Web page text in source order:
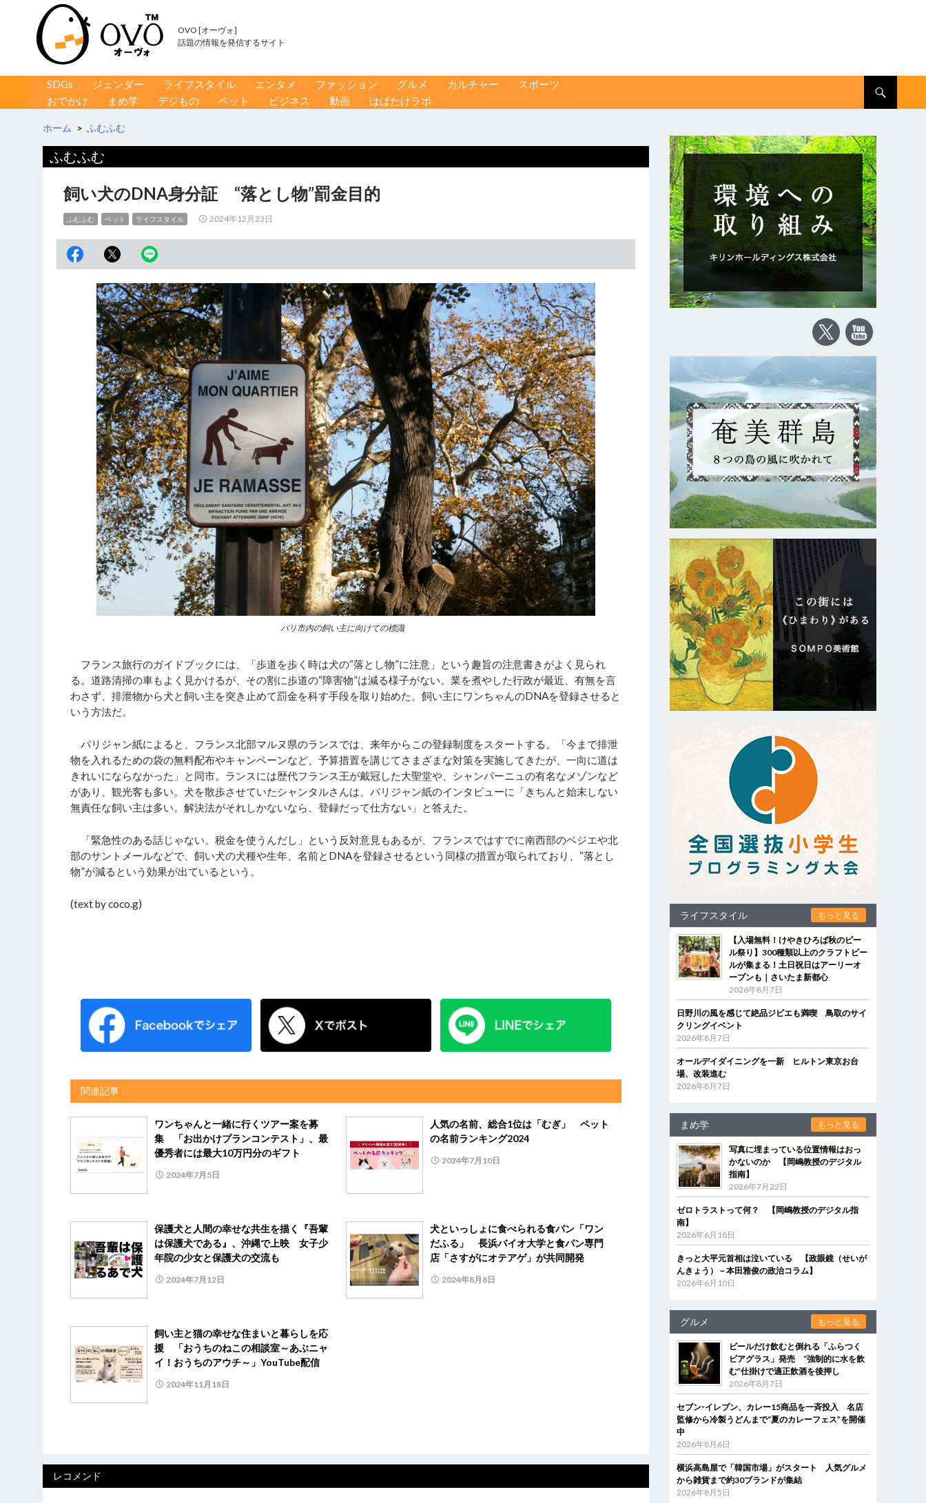
OVO [オーヴォ]
話題の情報を発信するサイト
コンテンツへ移動
SDGs ジェンダー ライフスタイル エンタメ ファッション グルメ カルチャー
スポーツ
おでかけ
まめ学 デジもの ペット ビジネス 動画 はばたけラボ
ホーム > ふむふむ
ふむふむ
飼い犬のDNA身分証 “落とし物”罰金目的
ふむふむ ペット ライフスタイル 2024年12月23日
パリ市内の飼い主に向けての標識
フランス旅行のガイドブックには、「歩道を歩く時は犬の“落とし物”に注意」という趣旨の注意書きがよく見られ
る。道路清掃の車もよく見かけるが、その割に歩道の“障害物”は減る様子がない。業を煮やした行政が最近、有無を言
わさず、排泄物から犬と飼い主を突き止めて罰金を科す手段を取り始めた。飼い主にワンちゃんのDNAを登録させると
いう方法だ。
パリジャン紙によると、フランス北部マルヌ県のランスでは、来年からこの登録制度をスタートする。「今まで排泄
物を入れるための袋の無料配布やキャンペーンなど、予算措置を講じてさまざまな対策を実施してきたが、一向に道は
きれいにならなかった」と同市。ランスには歴代フランス王が戴冠した大聖堂や、シャンパーニュの有名なメゾンなど
があり、観光客も多い。犬を散歩させていたシャンタルさんは、パリジャン紙のインタビューに「きちんと始末しない
無責任な飼い主は多い。解決法がそれしかないなら、登録だって仕方ない」と答えた。
「緊急性のある話じゃない。税金を使うんだし」という反対意見もあるが、フランスではすでに南西部のベジエや北
部のサントメールなどで、飼い犬の犬種や生年、名前とDNAを登録させるという同様の措置が取られており、“落とし
物”が減るという効果が出ているという。
(text by coco.g)
関連記事
ワンちゃんと一緒に行くツアー案を募
集 「お出かけプランコンテスト」、最
優秀者には最大10万円分のギフト
2024年7月5日
人気の名前、総合1位は「むぎ」 ペット
の名前ランキング2024
2024年7月10日
保護犬と人間の幸せな共生を描く『吾輩
は保護犬である』、沖縄で上映 女子少
年院の少女と保護犬の交流も
2024年7月12日
犬といっしょに食べられる食パン「ワン
だふる」 長浜バイオ大学と食パン専門
店「さすがにオテアゲ」が共同開発
2024年8月8日
飼い主と猫の幸せな住まいと暮らしを応
援 「おうちのねこの相談室～あぶニャ
イ！おうちのアウチ～」YouTube配信
2024年11月18日
レコメンド
ライフスタイル もっと見る
【入場無料！けやきひろば秋のビー
ル祭り】300種類以上のクラフトビー
ルが集まる！土日祝日はアーリーオ
ープンも｜さいたま新都心
2026年8月7日
日野川の風を感じて絶品ジビエも満喫 鳥取のサイ
クリングイベント
2026年8月7日
オールデイダイニングを一新 ヒルトン東京お台
場、改装進む
2026年8月7日
まめ学 もっと見る
写真に埋まっている位置情報はおっ
かないのか 【岡嶋教授のデジタル
指南】
2026年7月22日
ゼロトラストって何？ 【岡嶋教授のデジタル指
南】
2026年6月18日
きっと大平元首相は泣いている 【政眼鏡（せいが
んきょう）－本田雅俊の政治コラム】
2026年6月10日
グルメ もっと見る
ビールだけ飲むと倒れる「ふらつく
ビアグラス」発売 “強制的に水を飲
む”仕掛けで適正飲酒を後押し
2026年8月7日
セブン‐イレブン、カレー15商品を一斉投入 名店
監修から冷製うどんまで“夏のカレーフェス”を開催
中
2026年8月6日
横浜高島屋で「韓国市場」がスタート 人気グルメ
から雑貨まで約30ブランドが集結
2026年8月5日